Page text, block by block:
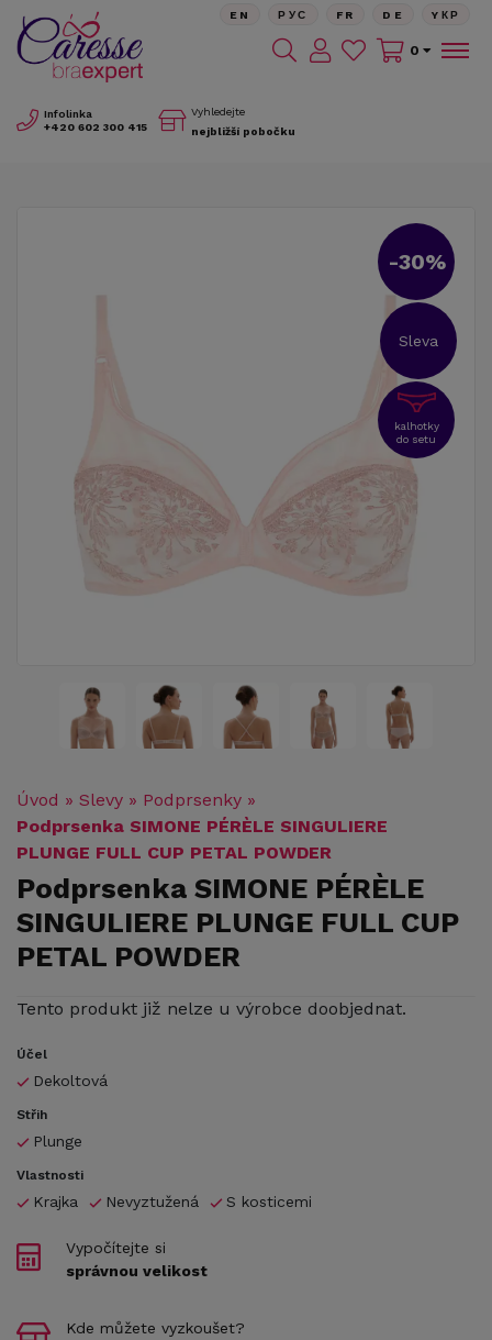
Infolinka
+420 602 300 415
Vyhledejte
nejbližší pobočku
EN РУС FR DE YКР
0
-30%
Sleva
kalhotky
do setu
Úvod » Slevy » Podprsenky »
Podprsenka SIMONE PÉRÈLE SINGULIERE
PLUNGE FULL CUP PETAL POWDER
Podprsenka SIMONE PÉRÈLE
SINGULIERE PLUNGE FULL CUP
PETAL POWDER
Tento produkt již nelze u výrobce doobjednat.
Účel
Dekoltová
Střih
Plunge
Vlastnosti
Krajka Nevyztužená S kosticemi
Vypočítejte si
správnou velikost
Kde můžete vyzkoušet?